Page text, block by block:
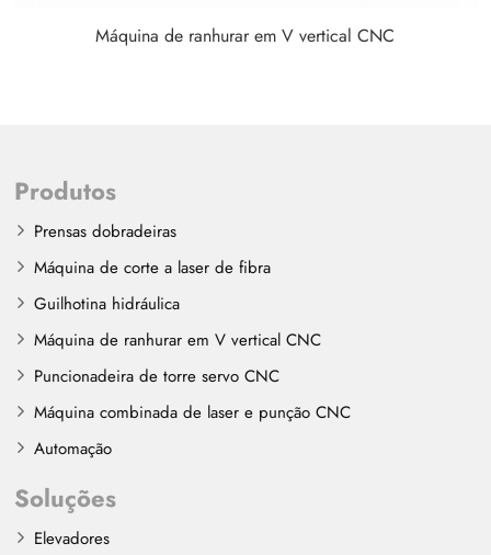
Máquina de ranhurar em V vertical CNC
Produtos
Prensas dobradeiras
Máquina de corte a laser de fibra
Guilhotina hidráulica
Máquina de ranhurar em V vertical CNC
Puncionadeira de torre servo CNC
Máquina combinada de laser e punção CNC
Automação
Soluções
Elevadores